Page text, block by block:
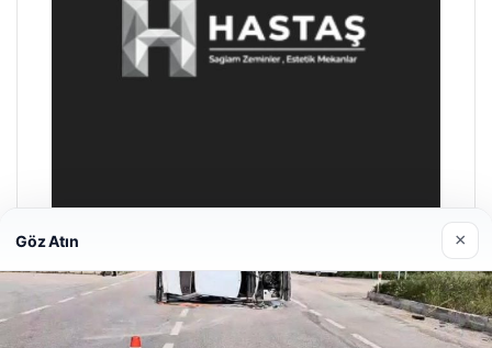
Enes Kaplan Avukatlık Bürosu
28/04/2026
Göz Atın ×